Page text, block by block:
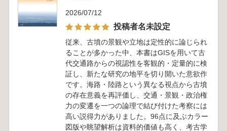
2026/07/12
投稿者名未設定
従来、古墳の景観や立地は定性的に論じられ
ることが多かった中、本書はGISを用いて古
代交通路からの視認性を客観的・定量的に検
証し、新たな研究の地平を切り開いた意欲作
です。海路・陸路という異なる視点から古墳
の存在意義を再評価し、交通・景観・政治権
力の変遷を一つの論理で結び付けた考察には
高い説得力がありました。96点に及ぶカラー
図版や眺望解析は資料的価値も高く、考古学